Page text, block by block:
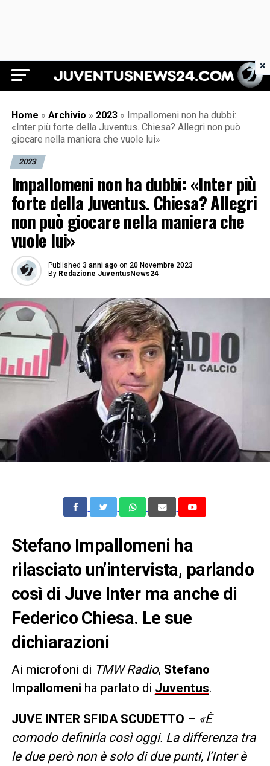
Juventus News 24
Home » Archivio » 2023 » Impallomeni non ha dubbi:
«Inter più forte della Juventus. Chiesa? Allegri non può
giocare nella maniera che vuole lui»
2023
Impallomeni non ha dubbi: «Inter più
forte della Juventus. Chiesa? Allegri
non può giocare nella maniera che
vuole lui»
Published 3 anni ago on 20 Novembre 2023
By Redazione JuventusNews24
Stefano Impallomeni ha
rilasciato un’intervista, parlando
così di Juve Inter ma anche di
Federico Chiesa. Le sue
dichiarazioni
Ai microfoni di TMW Radio, Stefano
Impallomeni ha parlato di Juventus.
JUVE INTER SFIDA SCUDETTO – «È
comodo definirla così oggi. La differenza tra
le due però non è solo di due punti, l’Inter è
×